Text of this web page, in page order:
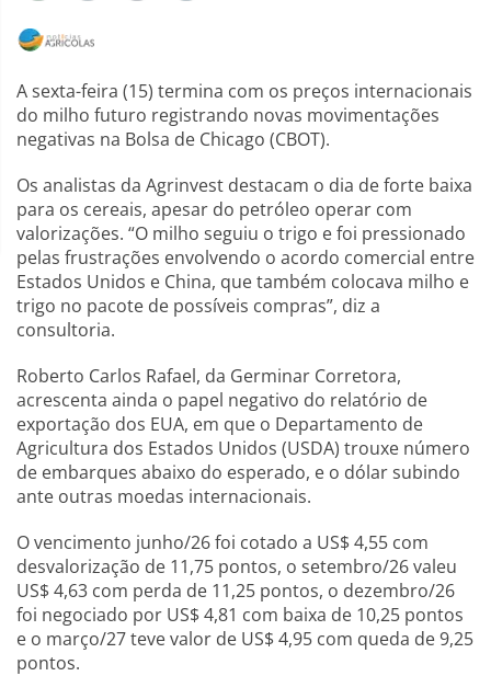
A sexta-feira (15) termina com os preços internacionais
do milho futuro registrando novas movimentações
negativas na Bolsa de Chicago (CBOT).
Os analistas da Agrinvest destacam o dia de forte baixa
para os cereais, apesar do petróleo operar com
valorizações. “O milho seguiu o trigo e foi pressionado
pelas frustrações envolvendo o acordo comercial entre
Estados Unidos e China, que também colocava milho e
trigo no pacote de possíveis compras”, diz a
consultoria.
Roberto Carlos Rafael, da Germinar Corretora,
acrescenta ainda o papel negativo do relatório de
exportação dos EUA, em que o Departamento de
Agricultura dos Estados Unidos (USDA) trouxe número
de embarques abaixo do esperado, e o dólar subindo
ante outras moedas internacionais.
O vencimento junho/26 foi cotado a US$ 4,55 com
desvalorização de 11,75 pontos, o setembro/26 valeu
US$ 4,63 com perda de 11,25 pontos, o dezembro/26
foi negociado por US$ 4,81 com baixa de 10,25 pontos
e o março/27 teve valor de US$ 4,95 com queda de 9,25
pontos.